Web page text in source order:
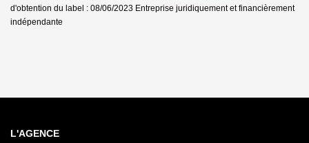
d'obtention du label : 08/06/2023 Entreprise juridiquement et financièrement
indépendante
L'AGENCE